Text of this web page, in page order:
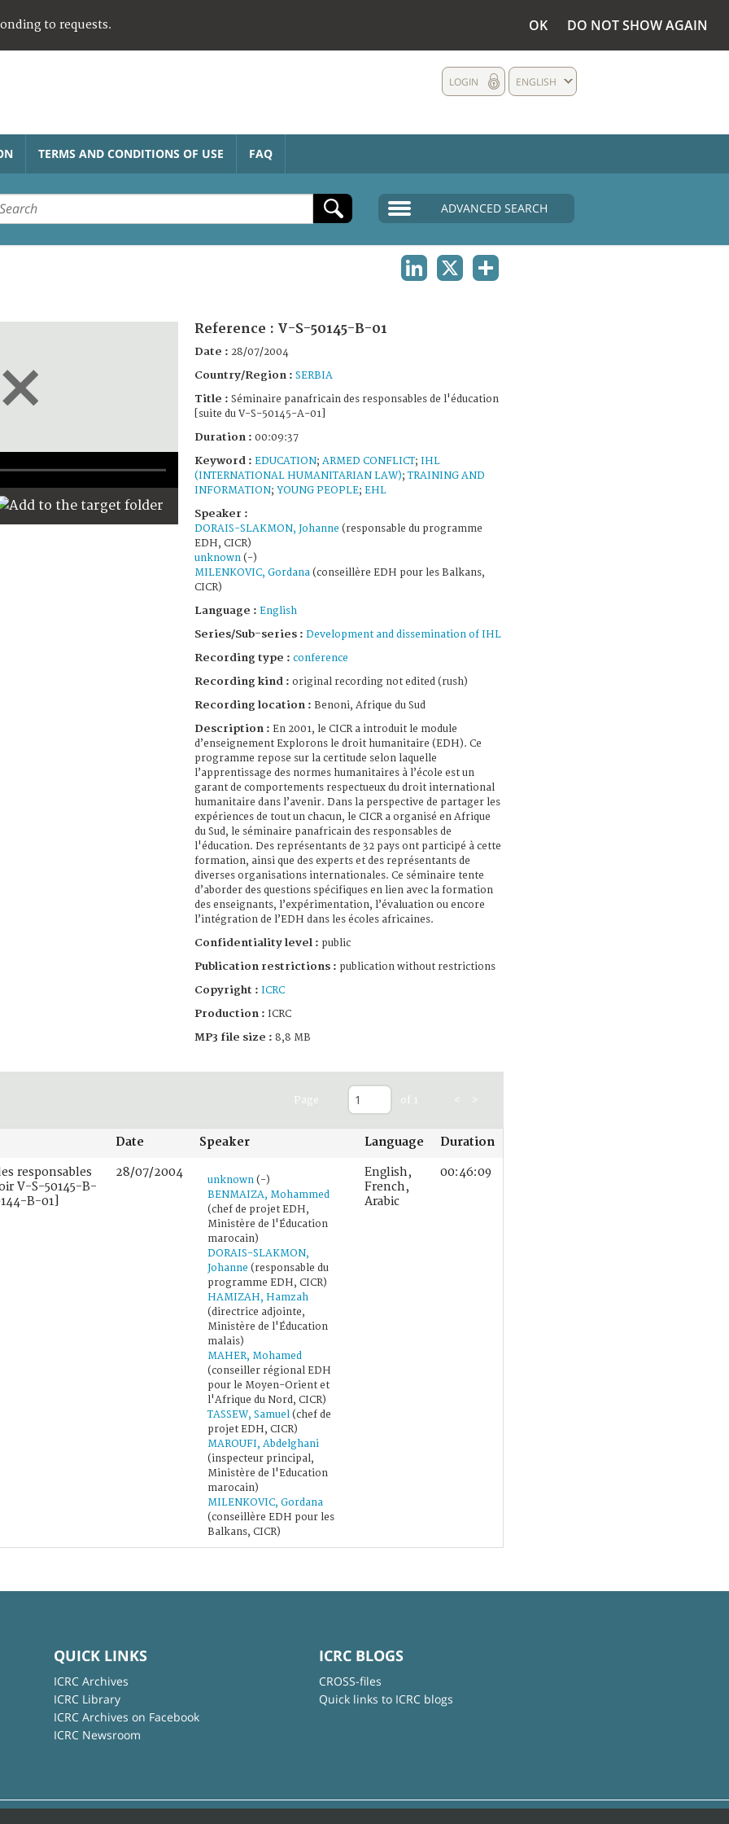
to requests. OK DO NOT SHOW AGAIN
ENGLISH
LOGIN
TERMS AND CONDITIONS OF USE FAQ
ADVANCED SEARCH
Reference : V-S-50145-B-01
Date : 28/07/2004
Country/Region : SERBIA
Title : Séminaire panafricain des responsables de l'éducation
[suite du V-S-50145-A-01]
Duration : 00:09:37
Keyword : EDUCATION; ARMED CONFLICT; IHL
(INTERNATIONAL HUMANITARIAN LAW);TRAINING AND
INFORMATION; YOUNG PEOPLE; EHL
Speaker :
DORAIS-SLAKMON, Johanne (responsable du programme
EDH, CICR)
unknown (-)
MILENKOVIC, Gordana (conseillère EDH pour les Balkans,
CICR)
Language : English
Series/Sub-series : Development and dissemination of IHL
Recording type : conference
Recording kind : original recording not edited (rush)
Recording location : Benoni, Afrique du Sud
Description : En 2001, le CICR a introduit le module
d’enseignement Explorons le droit humanitaire (EDH). Ce
programme repose sur la certitude selon laquelle
l’apprentissage des normes humanitaires à l’école est un
garant de comportements respectueux du droit international
humanitaire dans l’avenir. Dans la perspective de partager les
expériences de tout un chacun, le CICR a organisé en Afrique
du Sud, le séminaire panafricain des responsables de
l'éducation. Des représentants de 32 pays ont participé à cette
formation, ainsi que des experts et des représentants de
diverses organisations internationales. Ce séminaire tente
d’aborder des questions spécifiques en lien avec la formation
des enseignants, l’expérimentation, l’évaluation ou encore
l’intégration de l’EDH dans les écoles africaines.
Confidentiality level : public
Publication restrictions : publication without restrictions
Copyright : ICRC
Production : ICRC
MP3 file size : 8,8 MB
Page of 1 < >
Date Speaker Language Duration
responsables
V-S-50145-B-
B-01]
28/07/2004
unknown (-)
BENMAIZA, Mohammed
(chef de projet EDH,
Ministère de l'Éducation
marocain)
DORAIS-SLAKMON,
Johanne (responsable du
programme EDH, CICR)
HAMIZAH, Hamzah
(directrice adjointe,
Ministère de l'Éducation
malais)
MAHER, Mohamed
(conseiller régional EDH
pour le Moyen-Orient et
l'Afrique du Nord, CICR)
TASSEW, Samuel (chef de
projet EDH, CICR)
MAROUFI, Abdelghani
(inspecteur principal,
Ministère de l'Education
marocain)
MILENKOVIC, Gordana
(conseillère EDH pour les
Balkans, CICR)
English,
French,
Arabic
00:46:09
QUICK LINKS
ICRC Archives
ICRC Library
ICRC Archives on Facebook
ICRC Newsroom
ICRC BLOGS
CROSS-files
Quick links to ICRC blogs